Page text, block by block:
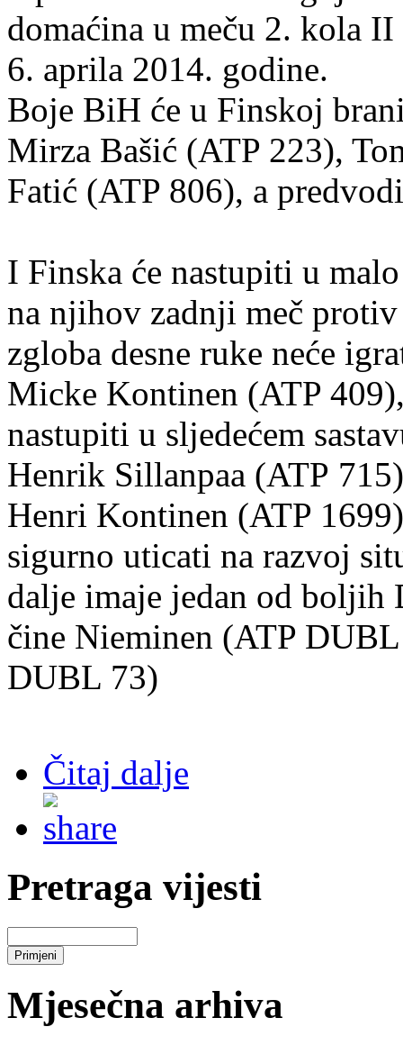
domaćina u meču 2. kola
6. aprila 2014. godine.
Boje BiH će u Finskoj
Mirza Bašić (ATP 223),
Fatić (ATP 806), a
I Finska će nastupiti u
na njihov zadnji meč
zgloba desne ruke neće
Micke Kontinen (ATP
nastupiti u sljedećem
Henrik Sillanpaa (ATP
Henri Kontinen (ATP
sigurno uticati na razvoj
dalje imaje jedan od
čine Nieminen (ATP
DUBL 73)
Čitaj dalje
Pretraga vijesti
Mjesečna arhiva